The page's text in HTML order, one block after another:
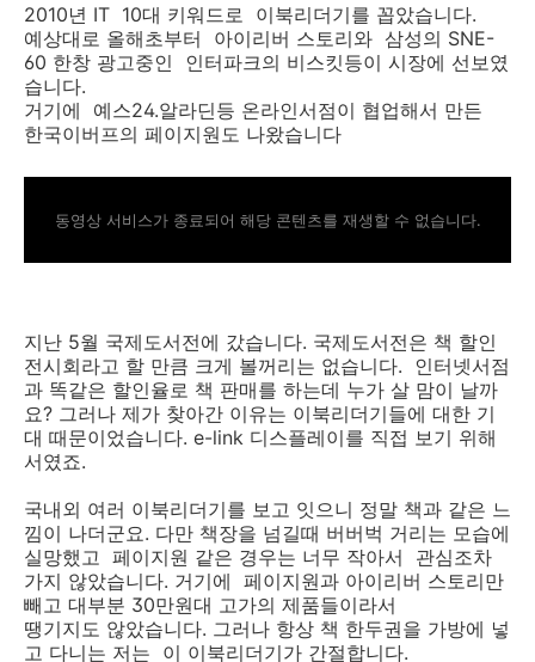
2010년 IT 10대 키워드로 이북리더기를 꼽았습니다.
예상대로 올해초부터 아이리버 스토리와 삼성의 SNE-
60 한창 광고중인 인터파크의 비스킷등이 시장에 선보였
습니다.
거기에 예스24.알라딘등 온라인서점이 협업해서 만든
한국이버프의 페이지원도 나왔습니다
동영상 서비스가 종료되어 해당 콘텐츠를 재생할 수 없습니다.
지난 5월 국제도서전에 갔습니다. 국제도서전은 책 할인
전시회라고 할 만큼 크게 볼꺼리는 없습니다. 인터넷서점
과 똑같은 할인율로 책 판매를 하는데 누가 살 맘이 날까
요? 그러나 제가 찾아간 이유는 이북리더기들에 대한 기
대 때문이었습니다. e-link 디스플레이를 직접 보기 위해
서였죠.
국내외 여러 이북리더기를 보고 잇으니 정말 책과 같은 느
낌이 나더군요. 다만 책장을 넘길때 버버벅 거리는 모습에
실망했고 페이지원 같은 경우는 너무 작아서 관심조차
가지 않았습니다. 거기에 페이지원과 아이리버 스토리만
빼고 대부분 30만원대 고가의 제품들이라서
땡기지도 않았습니다. 그러나 항상 책 한두권을 가방에 넣
고 다니는 저는 이 이북리더기가 간절합니다.